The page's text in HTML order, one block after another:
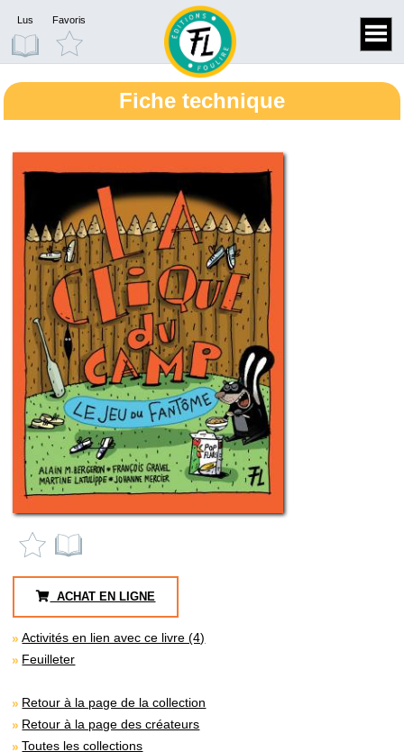
Lus Favoris
Fiche technique
ACHAT EN LIGNE
Activités en lien avec ce livre (4)
Feuilleter
Retour à la page de la collection
Retour à la page des créateurs
Toutes les collections